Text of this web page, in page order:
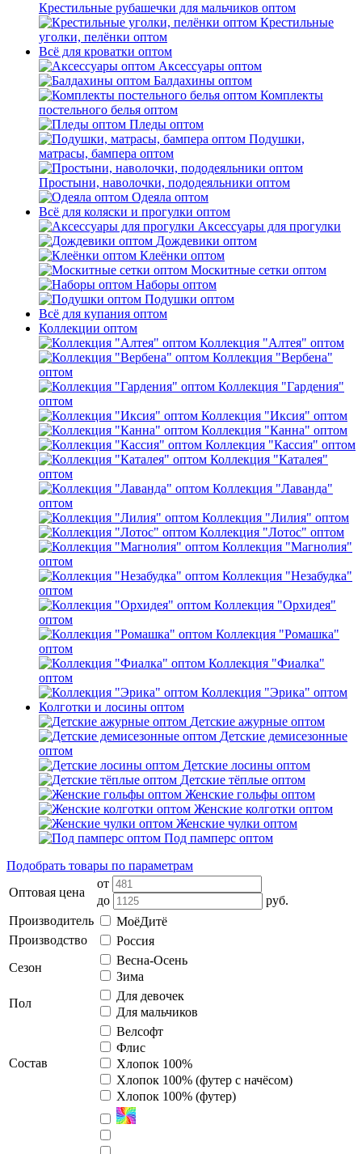
Крестильные рубашечки для мальчиков оптом
Крестильные
уголки, пелёнки оптом
Всё для кроватки оптом
Аксессуары оптом
Балдахины оптом
Комплекты
постельного белья оптом
Пледы оптом
Подушки,
матрасы, бампера оптом
Простыни, наволочки, пододеяльники оптом
Одеяла оптом
Всё для коляски и прогулки оптом
Аксессуары для прогулки
Дождевики оптом
Клеёнки оптом
Москитные сетки оптом
Наборы оптом
Подушки оптом
Всё для купания оптом
Коллекции оптом
Коллекция "Алтея" оптом
Коллекция "Вербена"
оптом
Коллекция "Гардения"
оптом
Коллекция "Иксия" оптом
Коллекция "Канна" оптом
Коллекция "Кассия" оптом
Коллекция "Каталея"
оптом
Коллекция "Лаванда"
оптом
Коллекция "Лилия" оптом
Коллекция "Лотос" оптом
Коллекция "Магнолия"
оптом
Коллекция "Незабудка"
оптом
Коллекция "Орхидея"
оптом
Коллекция "Ромашка"
оптом
Коллекция "Фиалка"
оптом
Коллекция "Эрика" оптом
Колготки и лосины оптом
Детские ажурные оптом
Детские демисезонные
оптом
Детские лосины оптом
Детские тёплые оптом
Женские гольфы оптом
Женские колготки оптом
Женские чулки оптом
Под памперс оптом
Подобрать товары по параметрам
Оптовая цена
от
до
руб.
Производитель
МоёДитё
Производство
Россия
Сезон
Весна-Осень
Зима
Пол
Для девочек
Для мальчиков
Состав
Велсофт
Флис
Хлопок 100%
Хлопок 100% (футер с начёсом)
Хлопок 100% (футер)